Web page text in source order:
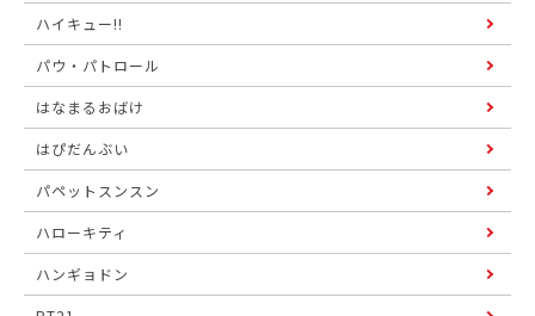
ハイキュー!!
パウ・パトロール
はなまるおばけ
はぴだんぶい
パペットスンスン
ハローキティ
ハンギョドン